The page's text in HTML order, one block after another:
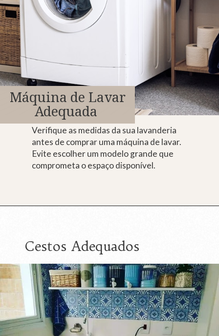
Verifique as medidas da sua lavanderia
antes de comprar uma máquina de lavar.
Evite escolher um modelo grande que
comprometa o espaço disponível.
Máquina de Lavar
Adequada
Cestos Adequados